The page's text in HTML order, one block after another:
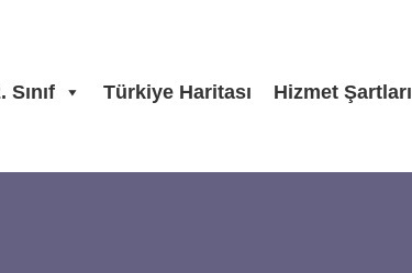
Sınıf Türkiye Haritası Hizmet Şartları